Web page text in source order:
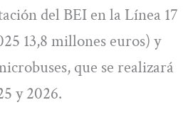
del BEI en la Línea 17
13,8 millones euros) y
que se realizará
y 2026.